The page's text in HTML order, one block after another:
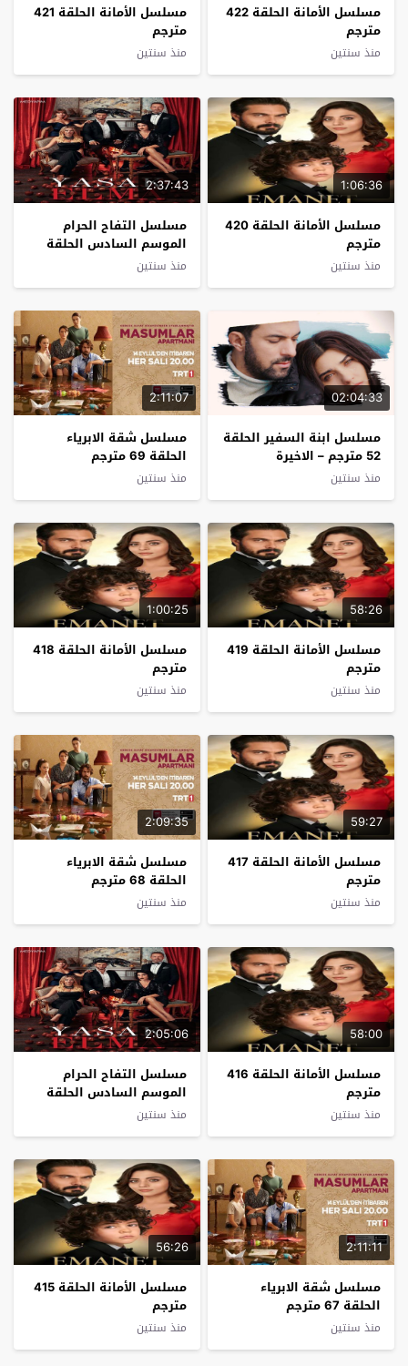
مسلسل الأمانة الحلقة 422
مترجم
منذ سنتين
مسلسل الأمانة الحلقة 421
مترجم
منذ سنتين
1:06:36
مسلسل الأمانة الحلقة 420
مترجم
منذ سنتين
2:37:43
مسلسل التفاح الحرام
الموسم السادس الحلقة
30 مترجم الاخيرة
منذ سنتين
02:04:33
مسلسل ابنة السفير الحلقة
52 مترجم – الاخيرة
منذ سنتين
2:11:07
مسلسل شقة الابرياء
الحلقة 69 مترجم
منذ سنتين
58:26
مسلسل الأمانة الحلقة 419
مترجم
منذ سنتين
1:00:25
مسلسل الأمانة الحلقة 418
مترجم
منذ سنتين
59:27
مسلسل الأمانة الحلقة 417
مترجم
منذ سنتين
2:09:35
مسلسل شقة الابرياء
الحلقة 68 مترجم
منذ سنتين
58:00
مسلسل الأمانة الحلقة 416
مترجم
منذ سنتين
2:05:06
مسلسل التفاح الحرام
الموسم السادس الحلقة
29 مترجم
منذ سنتين
2:11:11
مسلسل شقة الابرياء
الحلقة 67 مترجم
منذ سنتين
56:26
مسلسل الأمانة الحلقة 415
مترجم
منذ سنتين